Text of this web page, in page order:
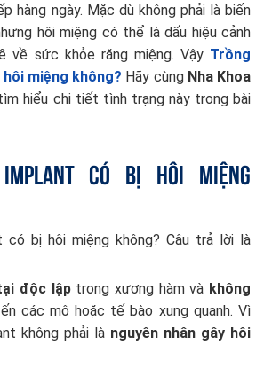
hàng ngày. Mặc dù không phải là biến
hôi miệng có thể là dấu hiệu cảnh
về sức khỏe răng miệng. Vậy Trồng
miệng không? Hãy cùng Nha Khoa
hiểu chi tiết tình trạng này trong bài
có bị hôi miệng
có bị hôi miệng không? Câu trả lời là
độc lậptrong xương hàm và không
các mô hoặc tế bào xung quanh. Vì
không phải là nguyên nhân gây hôi